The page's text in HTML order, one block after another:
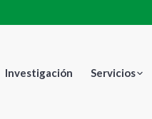
Investigación Servicios